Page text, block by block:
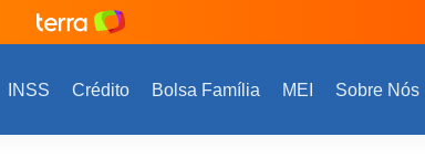
INSS Crédito Bolsa Família MEI Sobre Nós